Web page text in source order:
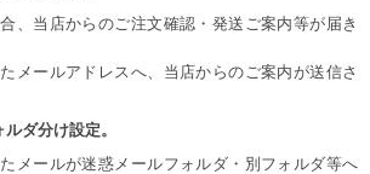
、当店からのご注文確認・発送ご案内等が届き
メールアドレスへ、当店からのご案内が送信さ
ダ分け設定。
メールが迷惑メールフォルダ・別フォルダ等へ